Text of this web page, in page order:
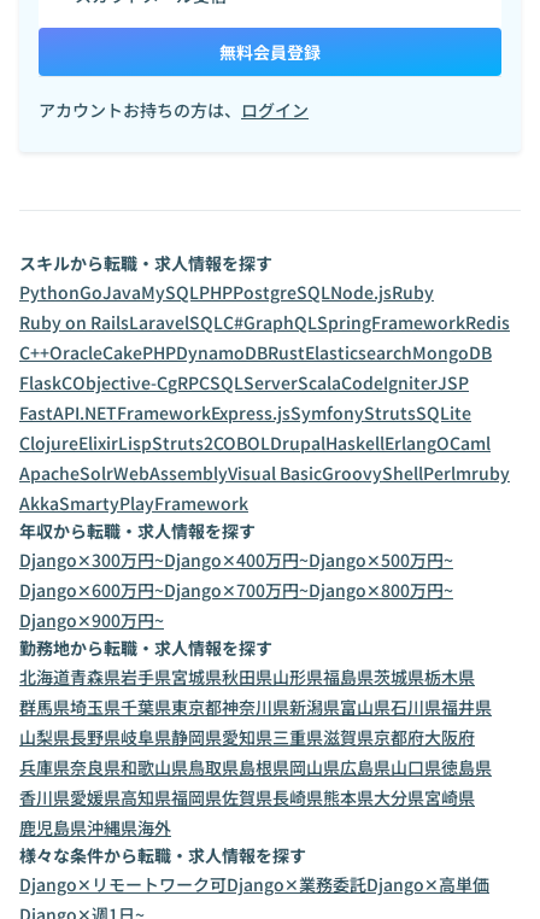
無料会員登録
アカウントお持ちの方は、 ログイン
スキルから転職・求人情報を探す
PythonGoJavaMySQLPHPPostgreSQLNode.jsRuby
Ruby on RailsLaravelSQLC#GraphQLSpringFrameworkRedis
C++OracleCakePHPDynamoDBRustElasticsearchMongoDB
FlaskCObjective-CgRPCSQLServerScalaCodeIgniterJSP
FastAPI.NETFrameworkExpress.jsSymfonyStrutsSQLite
ClojureElixirLispStruts2COBOLDrupalHaskellErlangOCaml
ApacheSolrWebAssemblyVisual BasicGroovyShellPerlmruby
AkkaSmartyPlayFramework
年収から転職・求人情報を探す
Django✕300万円~Django✕400万円~Django✕500万円~
Django✕600万円~Django✕700万円~Django✕800万円~
Django✕900万円~
勤務地から転職・求人情報を探す
北海道青森県岩手県宮城県秋田県山形県福島県茨城県栃木県
群馬県埼玉県千葉県東京都神奈川県新潟県富山県石川県福井県
山梨県長野県岐阜県静岡県愛知県三重県滋賀県京都府大阪府
兵庫県奈良県和歌山県鳥取県島根県岡山県広島県山口県徳島県
香川県愛媛県高知県福岡県佐賀県長崎県熊本県大分県宮崎県
鹿児島県沖縄県海外
様々な条件から転職・求人情報を探す
Django✕リモートワーク可Django✕業務委託Django✕高単価
Django✕週1日~